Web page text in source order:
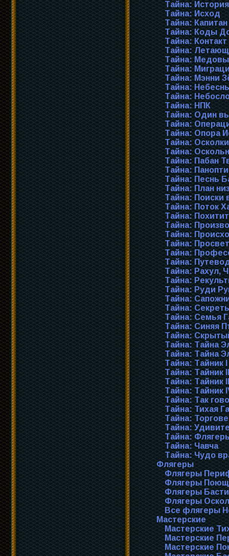
Тайна:
Тайна: Исход
Тайна:
Тайна: Коды
Тайна: Контакт
Тайна:
Тайна:
Тайна:
Тайна: Мэнни
Тайна:
Тайна:
Тайна: НПК
Тайна: Один
Тайна:
Тайна: Опора
Тайна: Осколки
Тайна:
Тайна: Пабан
Тайна:
Тайна: Песнь
Тайна: План
Тайна: Поиски
Тайна: Поток
Тайна:
Тайна:
Тайна:
Тайна:
Тайна:
Тайна:
Тайна: Рахул,
Тайна:
Тайна: Руди
Тайна:
Тайна:
Тайна: Семья
Тайна: Синяя
Тайна:
Тайна: Тайна
Тайна: Тайна
Тайна: Тайник I
Тайна: Тайник II
Тайна: Тайник
Тайна: Тайник
Тайна: Так
Тайна: Тихая
Тайна:
Тайна:
Тайна:
Тайна: Чавча
Тайна: Чудо
Флягеры
Флягеры
Флягеры
Флягеры
Флягеры
Все флягеры
Мастерские
Мастерские
Мастерские
Мастерские